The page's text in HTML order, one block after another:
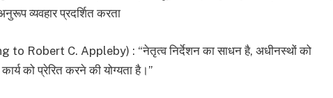
व्यवहार प्रदर्शित करता
to Robert C. Appleby) : “नेतृत्व निर्देशन का साधन है, अधीनस्थों को
को प्रेरित करने की योग्यता है।”